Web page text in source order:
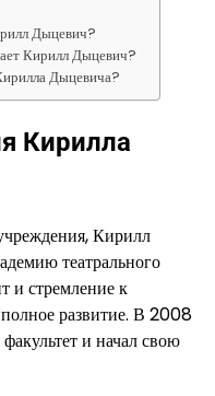
Дыцевич?
Кирилл Дыцевич?
Дыцевича?
Кирилла
Кирилл
театрального
и стремление к
развитие. В 2008
и начал свою